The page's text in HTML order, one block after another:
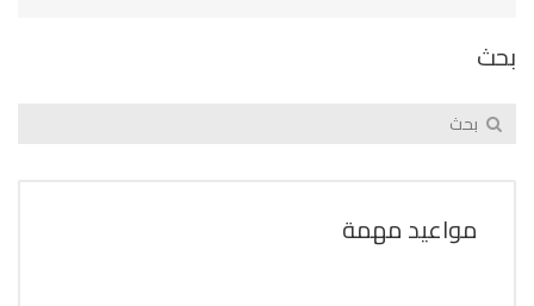
بحث
مواعيد مهمة